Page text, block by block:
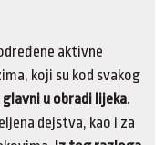
aktivne
koji su kod svakog
u obradi lijeka.
dejstva, kao i za